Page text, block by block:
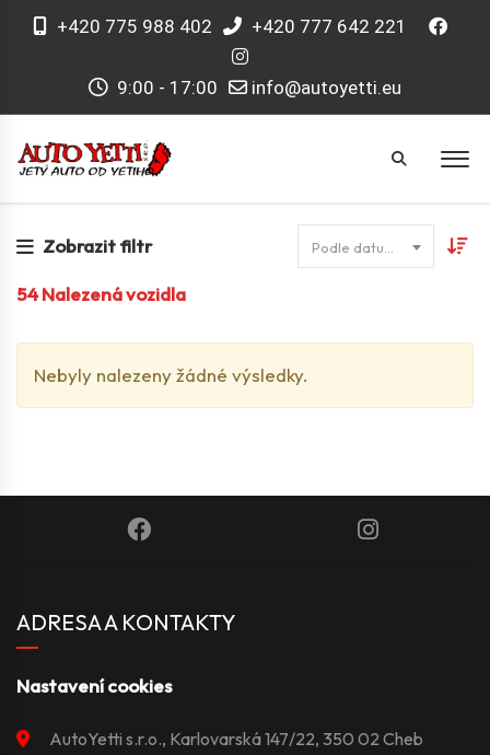
+420 775 988 402 +420 777 642 221
9:00 - 17:00 info@autoyetti.eu
Zobrazit filtr
54Nalezená vozidla
Nebyly nalezeny žádné výsledky.
ADRESA A KONTAKTY
Nastavení cookies
AutoYetti s.r.o., Karlovarská 147/22, 350 02 Cheb